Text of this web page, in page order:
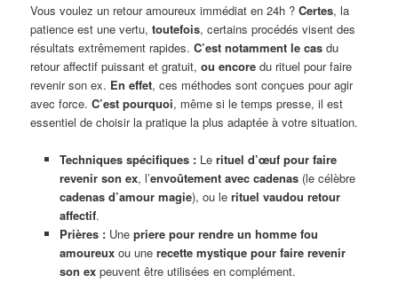
Vous voulez un retour amoureux immédiat en 24h ?Certes, la
patience est une vertu,toutefois, certains procédés visent des
résultats extrêmement rapides.C’est notamment le cas du
retour affectif puissant et gratuit,ou encore du rituel pour faire
revenir son ex. En effet, ces méthodes sont conçues pour agir
avec force.C’est pourquoi, même si le temps presse, il est
essentiel de choisir la pratique la plus adaptée à votre situation.
Techniques spécifiques :Le rituel d’œuf pour faire
revenir son ex, l’envoûtement avec cadenas(le célèbre
cadenas d’amour magie), ou le rituel vaudou retour
affectif.
Prières :Une priere pour rendre un homme fou
amoureuxou une recette mystique pour faire revenir
son expeuvent être utilisées en complément.